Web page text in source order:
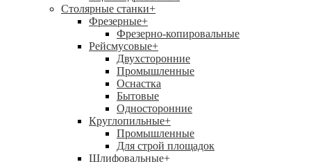
Столярные станки+
Фрезерные+
Фрезерно-копировальные
Рейсмусовые+
Двухсторонние
Промышленные
Оснастка
Бытовые
Односторонние
Круглопильные+
Промышленные
Для строй площадок
Шлифовальные+